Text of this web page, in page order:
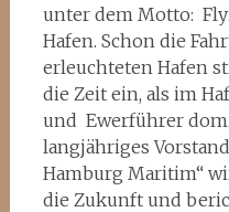
unter dem Motto:
Hafen. Schon die
erleuchteten Hafen
die Zeit ein, als im
und Ewerführer
langjähriges
Hamburg Maritim“
die Zukunft und